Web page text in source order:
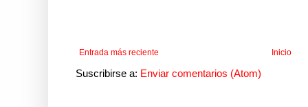
Entrada más reciente Inicio
Suscribirse a: Enviar comentarios (Atom)